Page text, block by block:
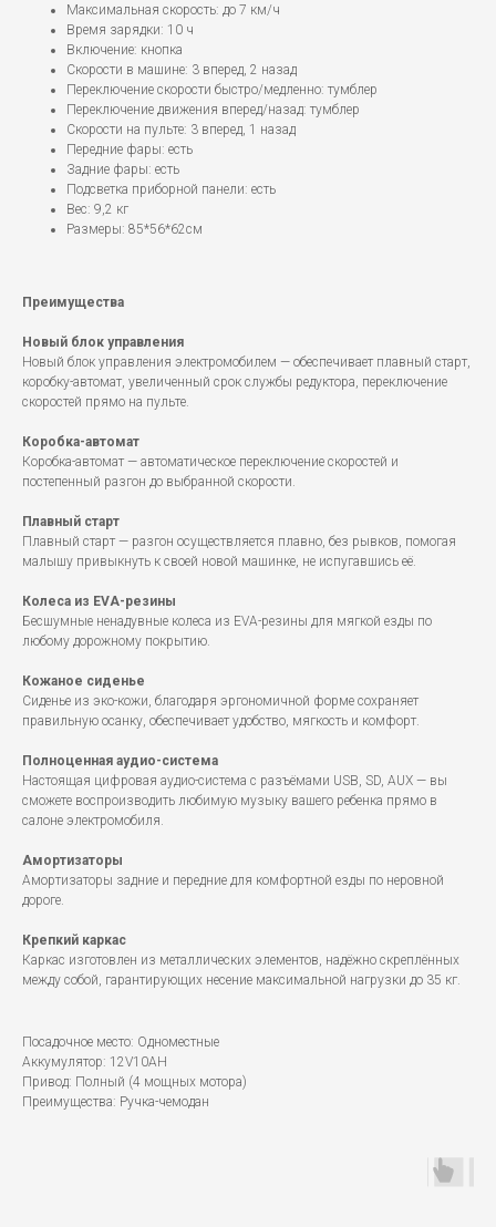
Максимальная скорость: до 7 км/ч
Время зарядки: 10 ч
Включение: кнопка
Скорости в машине: 3 вперед, 2 назад
Переключение скорости быстро/медленно: тумблер
Переключение движения вперед/назад: тумблер
Скорости на пульте: 3 вперед, 1 назад
Передние фары: есть
Задние фары: есть
Подсветка приборной панели: есть
Вес: 9,2 кг
Размеры: 85*56*62см
Преимущества
Новый блок управления
Новый блок управления электромобилем — обеспечивает плавный старт,
коробку-автомат, увеличенный срок службы редуктора, переключение
скоростей прямо на пульте.
Коробка-автомат
Коробка-автомат — автоматическое переключение скоростей и
постепенный разгон до выбранной скорости.
Плавный старт
Плавный старт — разгон осуществляется плавно, без рывков, помогая
малышу привыкнуть к своей новой машинке, не испугавшись её.
Колеса из EVA-резины
Бесшумные ненадувные колеса из EVA-резины для мягкой езды по
любому дорожному покрытию.
Кожаное сиденье
Сиденье из эко-кожи, благодаря эргономичной форме сохраняет
правильную осанку, обеспечивает удобство, мягкость и комфорт.
Полноценная аудио-система
Настоящая цифровая аудио-система с разъёмами USB, SD, AUX — вы
сможете воспроизводить любимую музыку вашего ребенка прямо в
салоне электромобиля.
Амортизаторы
Амортизаторы задние и передние для комфортной езды по неровной
дороге.
Крепкий каркас
Каркас изготовлен из металлических элементов, надёжно скреплённых
между собой, гарантирующих несение максимальной нагрузки до 35 кг.
Посадочное место: Одноместные
Аккумулятор: 12V10AH
Привод: Полный (4 мощных мотора)
Преимущества: Ручка-чемодан